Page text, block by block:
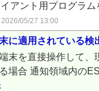
アント用プログラ
05/27 13:00
に適用されている検
末を直接操作して
場合 通知領域内の